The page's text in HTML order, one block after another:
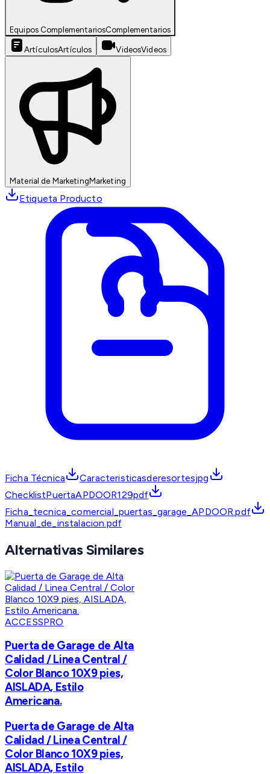
Equipos ComplementariosComplementarios
ArtículosArtículos VideosVideos
Material de MarketingMarketing
Etiqueta Producto
Ficha Técnica
Caracteristicasderesortesjpg
ChecklistPuertaAPDOOR129pdf
Ficha_tecnica_comercial_puertas_garage_APDOOR.pdf
Manual_de_instalacion.pdf
Alternativas Similares
ACCESSPRO
Puerta de Garage de Alta
Calidad / Linea Central /
Color Blanco 10X9 pies,
AISLADA, Estilo
Americana.
Puerta de Garage de Alta
Calidad / Linea Central /
Color Blanco 10X9 pies,
AISLADA, Estilo